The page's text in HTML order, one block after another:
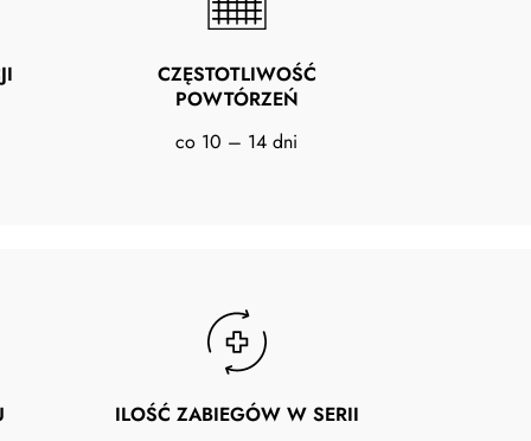
CZĘSTOTLIWOŚĆ
POWTÓRZEŃ
co 10 – 14 dni
ILOŚĆ ZABIEGÓW W SERII